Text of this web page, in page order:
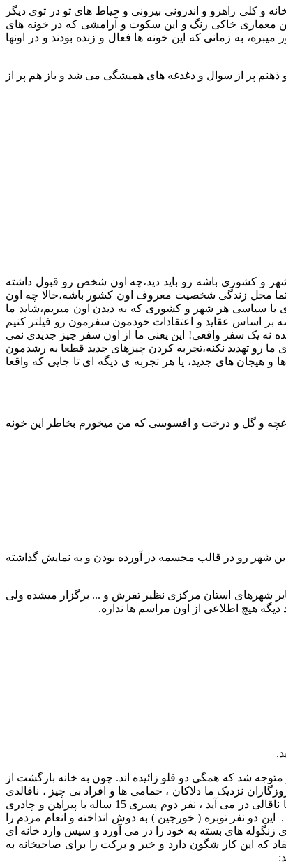
کلی راهرو و اندرونی بیرونی و حیاط های تو در توی دیگر
معماری خاکی رنگ و این سکوت و آرامشی که در خونه های
به زمانی که این خونه ها فعال و زنده بودند و در اونها
ذهنم پر از سوال و دغدغه های همیشگی می شد و باز هم پر از
و کشوری باشه رو باید دید،چه اون شخص رو قبول داشته
محل زندگی شخصیت معروف اون کشور باشه،حالا چه اون
یا سیاسی هر شهر و کشوری که به دیدن اون میریم،شاید ما
بر اساس عقاید و اعتقادات خودمون سفرمون رو فیلتر کنیم
نه یک سفر واقعی! این یعنی ما از اون سفر چیز جدیدی نمی
رو تهدید نکنه،تجربه کردن چیزهای جدید قطعا به رشدمون
هیجان های جدید، یا هر تجربه ی دیگه ای تا جایی که واقعا
و گل و درخت و افسوسی که من میخورم بخاطر این خونه
شهر رو در قالب مجسمه در آورده بودن و به نمایش گذاشته
هر سال(50 روز مانده به نوروز) در روستاهای خمین و سایر شهرهای استان مرکزی نظیر تفرش و ... برگزار میشده ولی
هیچ اطلاعی از اون مراسم ها نداره.
مانده به نوروز، سری به گوسفندان می زند و متوجه شد که همگی دو قلو زائیده اند. چون به خانه بازگشت از
نزدیک ما دلاکان ، حمامی ها و افراد بی چیز ، ناقالدی
راه می انداختند . بازیکنان در این جشن 5 تا 10 نفرند. نفر اول با پوشیدن لباس چوپانان و به سر کردن پوست بزغاله و تزئین خود به نقش کوسه یا ناقالی در می آید ، نفر دوم پسری 15 ساله با پیراهن و چادری
دو نفر توبره ( خورجین ) به دوش انداخته و انعام مردم را
خود صدای زنگوله های بسته به خود را در می آورد و سپس وارد خانه ای
که این کار شگون دارد و خیر و برکت را برای صاحبخانه به